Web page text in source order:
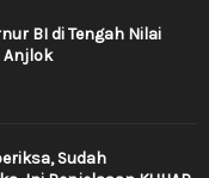
BI di Tengah Nilai
Anjlok
Sudah